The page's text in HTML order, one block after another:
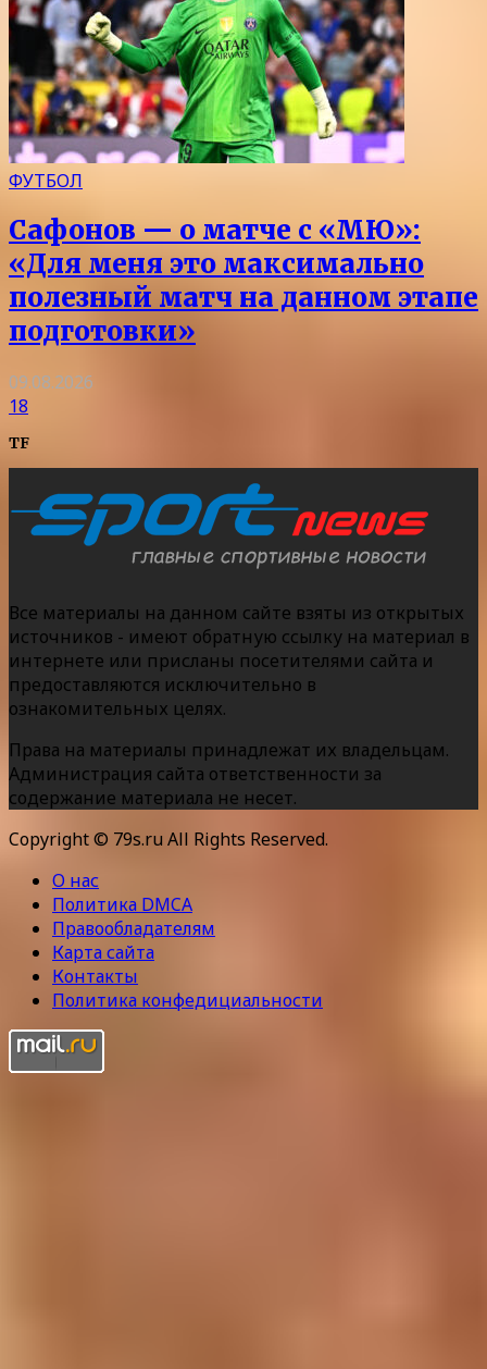
ФУТБОЛ
Сафонов — о матче с «МЮ»:
«Для меня это максимально
полезный матч на данном этапе
подготовки»
09.08.2026
18
TF
Все материалы на данном сайте взяты из открытых
источников - имеют обратную ссылку на материал в
интернете или присланы посетителями сайта и
предоставляются исключительно в
ознакомительных целях.
Права на материалы принадлежат их владельцам.
Администрация сайта ответственности за
содержание материала не несет.
Copyright © 79s.ru All Rights Reserved.
О нас
Политика DMCA
Правообладателям
Карта сайта
Контакты
Политика конфедициальности